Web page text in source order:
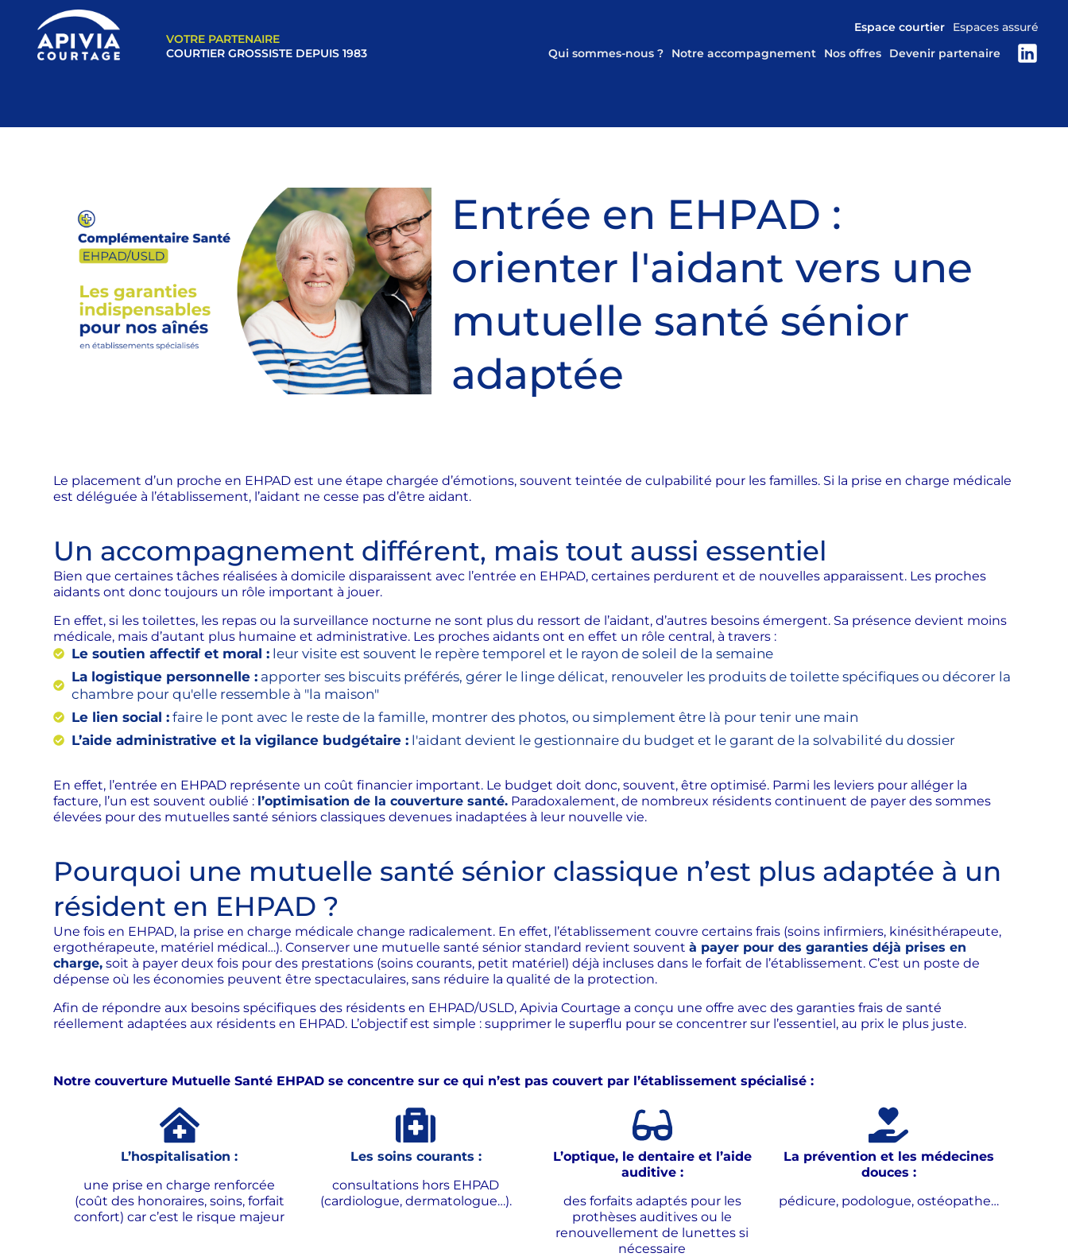
VOTRE PARTENAIRE
COURTIER GROSSISTE DEPUIS 1983
Espace courtier
Espaces assuré
Qui sommes-nous ?
Notre accompagnement Nos offres Devenir partenaire
Entrée en EHPAD :
orienter l'aidant vers une
mutuelle santé sénior
adaptée
Le placement d’un proche en EHPAD est une étape chargée d’émotions, souvent teintée de culpabilité pour les familles. Si la prise en charge médicale
est déléguée à l’établissement, l’aidant ne cesse pas d’être aidant.
Un accompagnement différent, mais tout aussi essentiel
Bien que certaines tâches réalisées à domicile disparaissent avec l’entrée en EHPAD, certaines perdurent et de nouvelles apparaissent. Les proches
aidants ont donc toujours un rôle important à jouer.
En effet, si les toilettes, les repas ou la surveillance nocturne ne sont plus du ressort de l’aidant, d’autres besoins émergent. Sa présence devient moins
médicale, mais d’autant plus humaine et administrative. Les proches aidants ont en effet un rôle central, à travers :
Le soutien affectif et moral :leur visite est souvent le repère temporel et le rayon de soleil de la semaine
La logistique personnelle :apporter ses biscuits préférés, gérer le linge délicat, renouveler les produits de toilette spécifiques ou décorer la
chambre pour qu'elle ressemble à "la maison"
Le lien social :faire le pont avec le reste de la famille, montrer des photos, ou simplement être là pour tenir une main
L’aide administrative et la vigilance budgétaire :l'aidant devient le gestionnaire du budget et le garant de la solvabilité du dossier
En effet, l’entrée en EHPAD représente un coût financier important. Le budget doit donc, souvent, être optimisé. Parmi les leviers pour alléger la
facture, l’un est souvent oublié : l’optimisation de la couverture santé. Paradoxalement, de nombreux résidents continuent de payer des sommes
élevées pour des mutuelles santé séniors classiques devenues inadaptées à leur nouvelle vie.
Pourquoi une mutuelle santé sénior classique n’est plus adaptée à un
résident en EHPAD ?
Une fois en EHPAD, la prise en charge médicale change radicalement. En effet, l’établissement couvre certains frais (soins infirmiers, kinésithérapeute,
ergothérapeute, matériel médical…). Conserver une mutuelle santé sénior standard revient souvent à payer pour des garanties déjà prises en
charge, soit à payer deux fois pour des prestations (soins courants, petit matériel) déjà incluses dans le forfait de l’établissement. C’est un poste de
dépense où les économies peuvent être spectaculaires, sans réduire la qualité de la protection.
Afin de répondre aux besoins spécifiques des résidents en EHPAD/USLD, Apivia Courtage a conçu une offre avec des garanties frais de santé
réellement adaptées aux résidents en EHPAD. L’objectif est simple : supprimer le superflu pour se concentrer sur l’essentiel, au prix le plus juste.
Notre couverture Mutuelle Santé EHPAD se concentre sur ce qui n’est pas couvert par l’établissement spécialisé :
L’hospitalisation :
une prise en charge renforcée
(coût des honoraires, soins, forfait
confort) car c’est le risque majeur
Les soins courants :
consultations hors EHPAD
(cardiologue, dermatologue…).
L’optique, le dentaire et l’aide
auditive :
des forfaits adaptés pour les
prothèses auditives ou le
renouvellement de lunettes si
nécessaire
La prévention et les médecines
douces :
pédicure, podologue, ostéopathe…